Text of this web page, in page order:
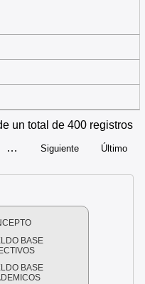
un total de 400 registros
… Siguiente Último
BASE
BASE